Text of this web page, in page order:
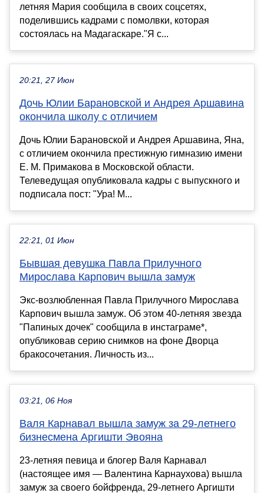
летняя Мария сообщила в своих соцсетях,
поделившись кадрами с помолвки, которая
состоялась на Мадагаскаре."Я с...
20:21, 27 Июн
Дочь Юлии Барановской и Андрея Аршавина
окончила школу с отличием
Дочь Юлии Барановской и Андрея Аршавина, Яна,
с отличием окончила престижную гимназию имени
Е. М. Примакова в Московской области.
Телеведущая опубликовала кадры с выпускного и
подписала пост: "Ура! М...
22:21, 01 Июн
Бывшая девушка Павла Прилучного
Мирослава Карпович вышла замуж
Экс-возлюбленная Павла Прилучного Мирослава
Карпович вышла замуж. Об этом 40-летняя звезда
"Папиных дочек" сообщила в инстаграме*,
опубликовав серию снимков на фоне Дворца
бракосочетания. Личность из...
03:21, 06 Ноя
Валя Карнавал вышла замуж за 29-летнего
бизнесмена Аргишти Эвояна
23-летняя певица и блогер Валя Карнавал
(настоящее имя — Валентина Карнаухова) вышла
замуж за своего бойфренда, 29-летнего Аргишти